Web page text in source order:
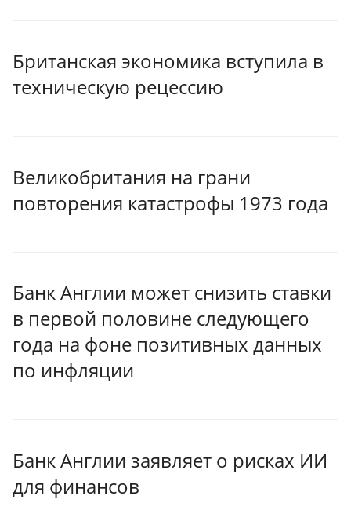
Британская экономика вступила в
техническую рецессию
Великобритания на грани
повторения катастрофы 1973 года
Банк Англии может снизить ставки
в первой половине следующего
года на фоне позитивных данных
по инфляции
Банк Англии заявляет о рисках ИИ
для финансов